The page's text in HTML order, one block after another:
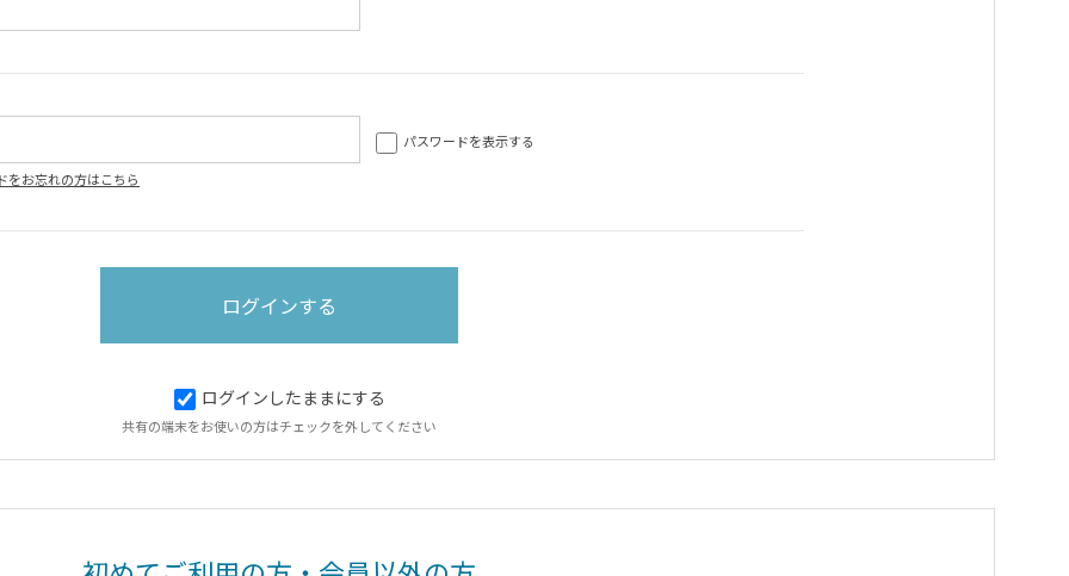
パスワードを表示する
をお忘れの方はこちら
ログインしたままにする
共有の端末をお使いの方はチェックを外してください